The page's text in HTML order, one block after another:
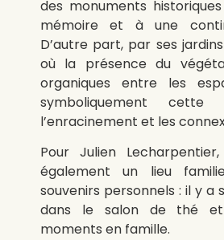
des monuments
mémoire et à une
D’autre part, par ses
où la présence du
organiques entre les
symboliquement cette
l’enracinement et les
Pour Julien
également un lieu
souvenirs personnels : il y a
dans le salon de thé
moments en famille.